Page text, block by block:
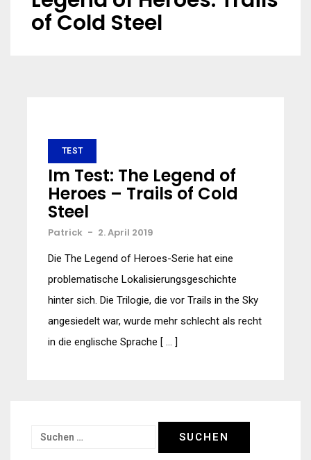
of Cold Steel
TEST
Im Test: The Legend of
Heroes – Trails of Cold
Steel
Patrick - 2. April 2019
Die The Legend of Heroes-Serie hat eine
problematische Lokalisierungsgeschichte
hinter sich. Die Trilogie, die vor Trails in the Sky
angesiedelt war, wurde mehr schlecht als recht
in die englische Sprache [ … ]
Suchen